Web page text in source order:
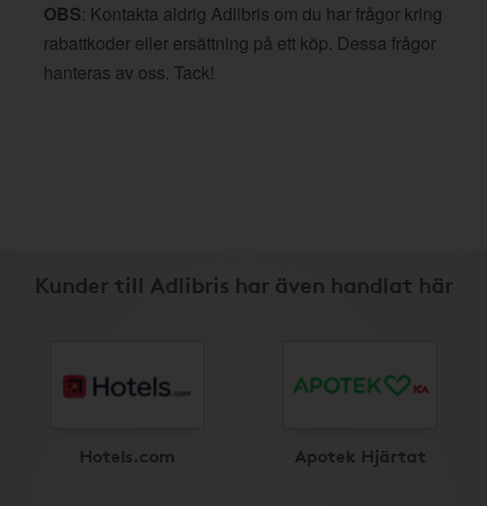
OBS: Kontakta aldrig Adlibris om du har frågor kring
rabattkoder eller ersättning på ett köp. Dessa frågor
hanteras av oss. Tack!
Kunder till Adlibris har även handlat här
Hotels.com Apotek Hjärtat